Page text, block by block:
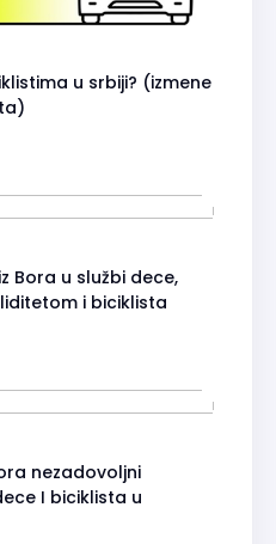
u srbiji? (izmene
Bora u službi dece,
i biciklista
nezadovoljni
I biciklista u